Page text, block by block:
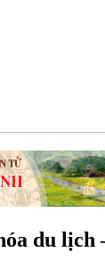
du lịch